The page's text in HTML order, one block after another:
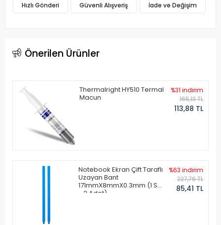
Hızlı Gönderi Güvenli Alışveriş İade ve Değişim
Önerilen Ürünler
Thermalright HY510 Termal
Macun
%31 indirim
165,13 TL
113,88 TL
Notebook Ekran Çift Taraflı
Uzayan Bant
171mmX8mmX0.3mm (1 Set
- 2 Adet)
%63 indirim
227,76 TL
85,41 TL